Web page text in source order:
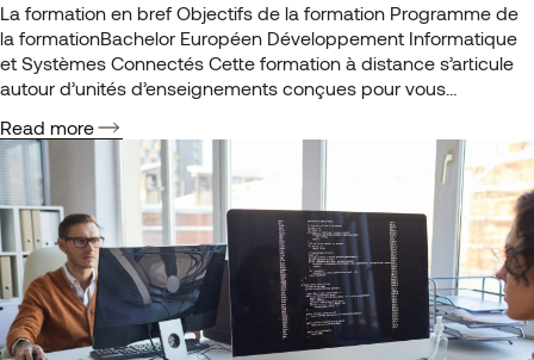
La formation en bref Objectifs de la formation Programme de
la formationBachelor Européen Développement Informatique
et Systèmes Connectés Cette formation à distance s’articule
autour d’unités d’enseignements conçues pour vous
opérationnel sur le terrain. Vous consolidez les fondamentaux
(programmation, structures de données, mathématiques
appliquées), maîtrisez la modélisation UML…
Read more